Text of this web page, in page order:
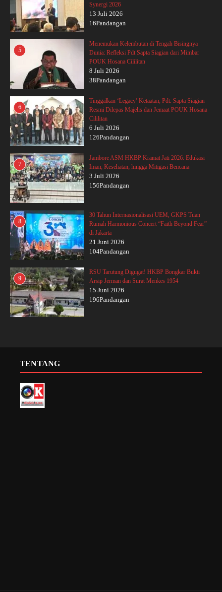
Synergi 2026
13 Juli 2026
16Pandangan
5
Menemukan Kelembutan di Tengah Bisingnya
Dunia: Refleksi Pdt Sapta Siagian dari Mimbar
POUK Hosana Cililitan
8 Juli 2026
38Pandangan
6
Tinggalkan ‘Legacy’ Ketaatan, Pdt. Sapta Siagian
Resmi Dilepas Majelis dan Jemaat POUK Hosana
Cililitan
6 Juli 2026
126Pandangan
7
Jambore ASM HKBP Kramat Jati 2026: Edukasi
Iman, Kesehatan, hingga Mitigasi Bencana
3 Juli 2026
156Pandangan
8
30 Tahun Internasionalisasi UEM, GKPS Tuan
Rumah Harmonious Concert “Faith Beyond Fear”
di Jakarta
21 Juni 2026
104Pandangan
9
RSU Tarutung Digugat! HKBP Bongkar Bukti
Arsip Jerman dan Surat Menkes 1954
15 Juni 2026
196Pandangan
TENTANG